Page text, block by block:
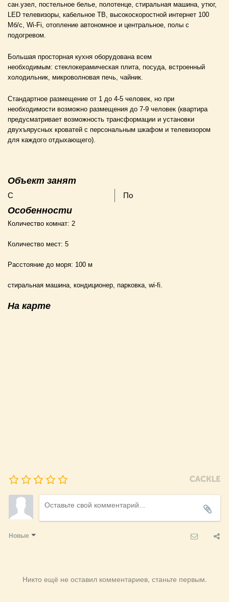
сан.узел, постельное белье, полотенце, стиральная машина, утюг,
LED телевизоры, кабельное ТВ, высокоскоростной интернет 100
Мб/с, Wi-Fi, отопление автономное и центральное, полы с
подогревом.
Большая просторная кухня оборудована всем
необходимым: стеклокерамическая плита, посуда, встроенный
холодильник, микроволновая печь, чайник.
Стандартное размещение от 1 до 4-5 человек, но при
необходимости возможно размещения до 7-9 человек (квартира
предусматривает возможность трансформации и установки
двухъярусных кроватей с персональным шкафом и телевизором
для каждого отдыхающего).
Объект занят
С По
Особенности
Количество комнат: 2
Количество мест: 5
Расстояние до моря: 100 м
стиральная машина, кондиционер, парковка, wi-fi.
На карте
Новые
Никто ещё не оставил комментариев, станьте первым.